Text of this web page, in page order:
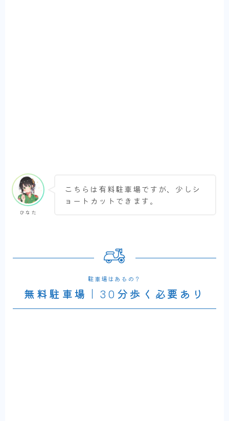
ひなた
こちらは有料駐車場ですが、少しシ
ョートカットできます。
駐車場はあるの？
無料駐車場｜30分歩く必要あり